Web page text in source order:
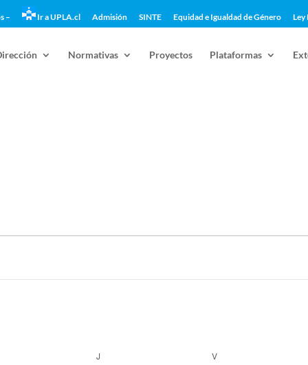
– Ir a UPLA.cl Admisión SINTE Equidad e Igualdad de Género Ley
Normativas Proyectos Plataformas
J V